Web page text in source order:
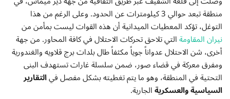
منطقة تبعد حوالي 3 كيلومترات عن الحدود. وعلى الرغم من هذا
التوغل، تؤكد المعطيات الميدانية أن هذه القوات ليست بمأمن من
نيران المقاومةالتي تلاحق تحركات الاحتلال في كافة المحاور. من جهة
أخرى، شن الاحتلال عدواناً جوياً مكثفاً طال بلدات برج قلاويه والغندورية
ومفرق معركة في قضاء صور، ضمن سلسلة غارات تستهدف البنى
التحتية في المنطقة، وهو ما يتم تغطيته بشكل مفصل فيالتقارير
السياسية والعسكريةالجارية.